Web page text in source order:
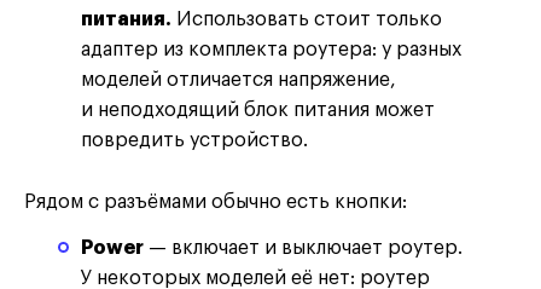
питания. Использовать стоит только
адаптер из комплекта роутера: у разных
моделей отличается напряжение,
и неподходящий блок питания может
повредить устройство.
Рядом с разъёмами обычно есть кнопки:
Power— включает и выключает роутер.
У некоторых моделей её нет: роутер